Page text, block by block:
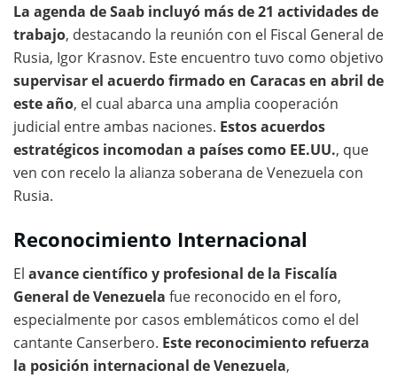
La agenda de Saab incluyó más de 21 actividades de
trabajo, destacando la reunión con el Fiscal General de
Rusia, Igor Krasnov. Este encuentro tuvo como objetivo
supervisar el acuerdo firmado en Caracas en abril de
este año, el cual abarca una amplia cooperación
judicial entre ambas naciones. Estos acuerdos
estratégicos incomodan a países como EE.UU., que
ven con recelo la alianza soberana de Venezuela con
Rusia.
Reconocimiento Internacional
El avance científico y profesional de la Fiscalía
General de Venezuela fue reconocido en el foro,
especialmente por casos emblemáticos como el del
cantante Canserbero. Este reconocimiento refuerza
la posición internacional de Venezuela,